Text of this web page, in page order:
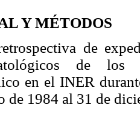
Y MÉTODOS
de
de los
en el INER
de 1984 al 31 de